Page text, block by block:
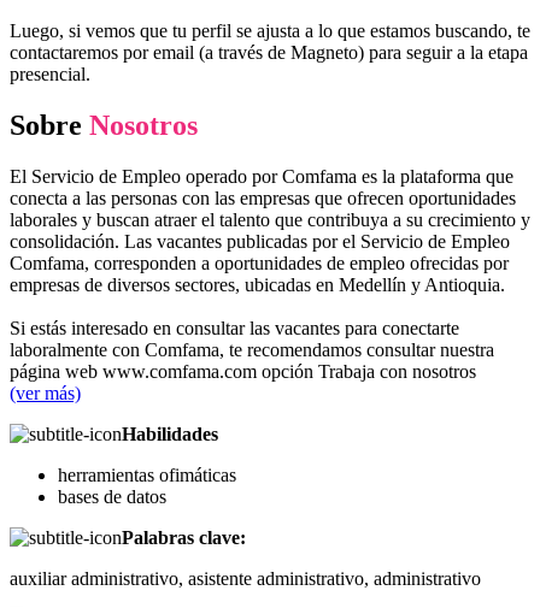
Luego, si vemos que tu perfil se ajusta a lo que estamos buscando, te
contactaremos por email (a través de Magneto) para seguir a la etapa
presencial.
Sobre Nosotros
El Servicio de Empleo operado por Comfama es la plataforma que
conecta a las personas con las empresas que ofrecen oportunidades
laborales y buscan atraer el talento que contribuya a su crecimiento y
consolidación. Las vacantes publicadas por el Servicio de Empleo
Comfama, corresponden a oportunidades de empleo ofrecidas por
empresas de diversos sectores, ubicadas en Medellín y Antioquia.
Si estás interesado en consultar las vacantes para conectarte
laboralmente con Comfama, te recomendamos consultar nuestra
página web www.comfama.com opción Trabaja con nosotros
(ver más)
Habilidades
herramientas ofimáticas
bases de datos
Palabras clave:
auxiliar administrativo, asistente administrativo, administrativo